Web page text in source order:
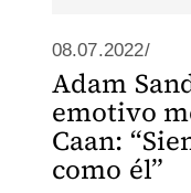
08.07.2022/
Adam
emotivo
Caan:
como él”